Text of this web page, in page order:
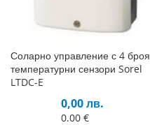
Соларно управление с 4 броя
температурни сензори Sorel
LTDC-E
0,00 лв.
0.00 €